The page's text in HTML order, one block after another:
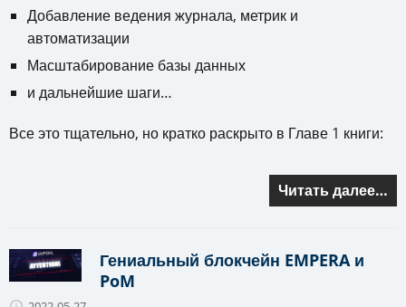
Добавление ведения журнала, метрик и
автоматизации
Масштабирование базы данных
и дальнейшие шаги…
Все это тщательно, но кратко раскрыто в Главе 1 книги:
Читать далее…
Гениальный блокчейн EMPERA и
PoM